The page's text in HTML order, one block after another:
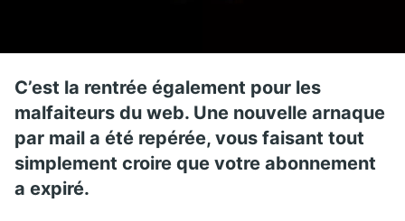
C’est la rentrée également pour les
malfaiteurs du web. Une nouvelle arnaque
par mail a été repérée, vous faisant tout
simplement croire que votre abonnement
a expiré.